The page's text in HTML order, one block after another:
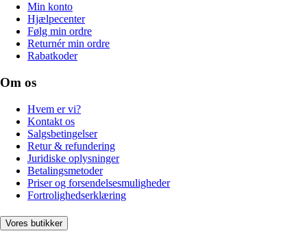
Min konto
Hjælpecenter
Følg min ordre
Returnér min ordre
Rabatkoder
Om os
Hvem er vi?
Kontakt os
Salgsbetingelser
Retur & refundering
Juridiske oplysninger
Betalingsmetoder
Priser og forsendelsesmuligheder
Fortrolighedserklæring
Vores butikker